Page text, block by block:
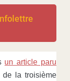
un article paru
de la troisième